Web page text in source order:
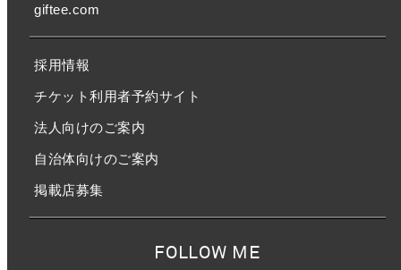
giftee.com
採用情報
チケット利用者予約サイト
法人向けのご案内
自治体向けのご案内
掲載店募集
FOLLOW ME